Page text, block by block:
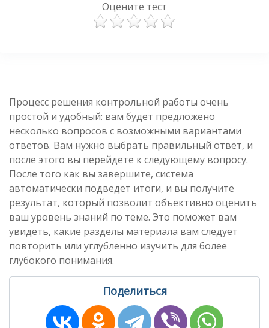
Оцените тест
Процесс решения контрольной работы очень
простой и удобный: вам будет предложено
несколько вопросов с возможными вариантами
ответов. Вам нужно выбрать правильный ответ, и
после этого вы перейдете к следующему вопросу.
После того как вы завершите, система
автоматически подведет итоги, и вы получите
результат, который позволит объективно оценить
ваш уровень знаний по теме. Это поможет вам
увидеть, какие разделы материала вам следует
повторить или углубленно изучить для более
глубокого понимания.
Поделиться